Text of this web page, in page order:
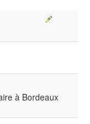
à Bordeaux